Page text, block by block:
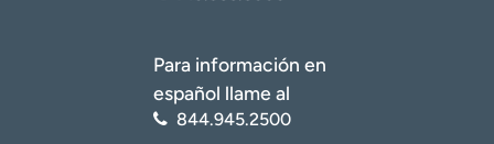
Para información en
español llame al
844.945.2500